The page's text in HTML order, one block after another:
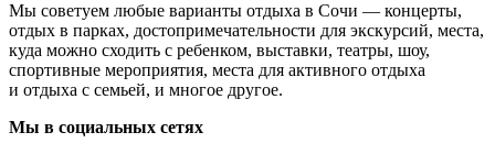
Мы советуем любые варианты отдыха в Сочи — концерты,
отдых в парках, достопримечательности для экскурсий, места,
куда можно сходить с ребенком, выставки, театры, шоу,
спортивные мероприятия, места для активного отдыха
и отдыха с семьей, и многое другое.
Мы в социальных сетях